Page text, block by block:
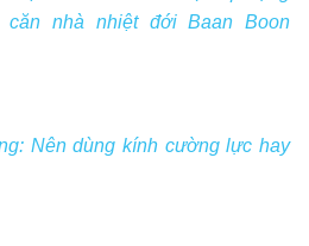
căn nhà nhiệt đới Baan Boon
Nên dùng kính cường lực hay